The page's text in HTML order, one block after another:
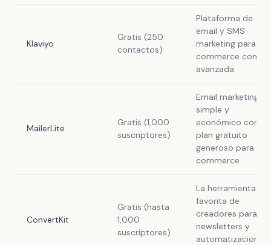
Klaviyo
Gratis (250
contactos)
Plataforma de
email y SMS
marketing para e-
commerce con IA
avanzada
MailerLite
Gratis (1,000
suscriptores)
Email marketing
simple y
económico con
plan gratuito
generoso para e-
commerce
ConvertKit
Gratis (hasta
1,000
suscriptores)
La herramienta
favorita de
creadores para
newsletters y
automatizaciones